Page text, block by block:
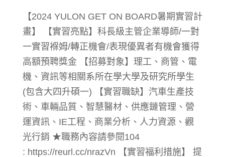
【2024 YULON GET ON BOARD暑期實習計
畫】 【實習亮點】科長級主管企業導師/一對
一實習褓姆/轉正機會/表現優異者有機會獲得
高額預聘獎金 【招募對象】理工、商管、電
機、資訊等相關系所在學大學及研究所學生
(包含大四升碩一) 【實習職缺】汽車生產技
術、車輛品質、智慧醫材、供應鏈管理、營
運資訊、IE工程、商業分析、人力資源、觀
光行銷 ★職務內容請參閱104
: https://reurl.cc/nrazVn 【實習福利措施】 提